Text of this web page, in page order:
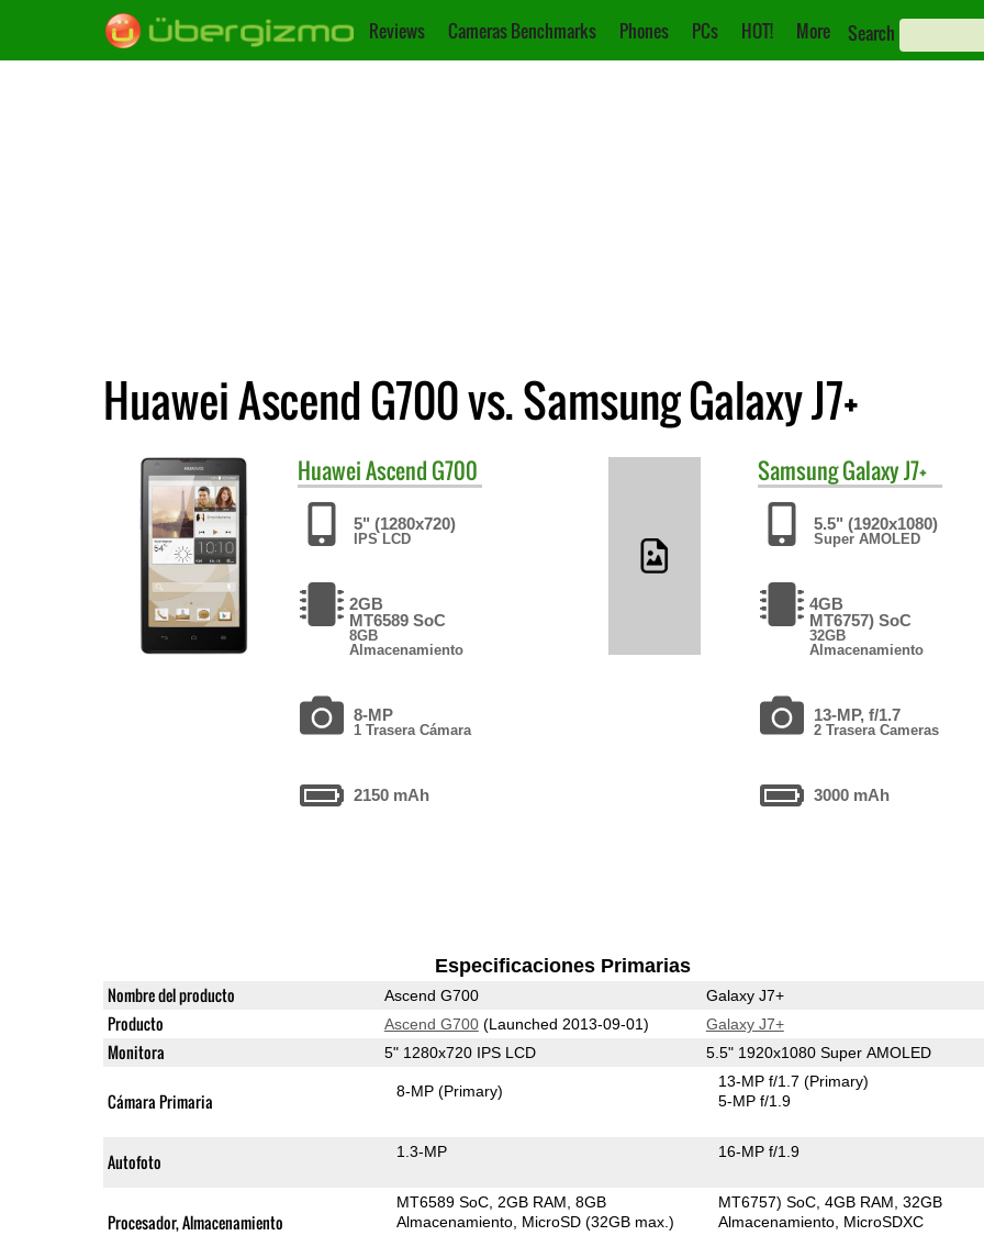
Reviews Cameras Benchmarks Phones PCs HOT! More Search
Huawei Ascend G700 vs. Samsung Galaxy J7+
HuaweiAscend G700
5" (1280x720)
IPS LCD
2GB
MT6589 SoC
8GB
Almacenamiento
8-MP
1 Trasera Cámara
2150 mAh
SamsungGalaxy J7+
5.5" (1920x1080)
Super AMOLED
4GB
MT6757) SoC
32GB
Almacenamiento
13-MP, f/1.7
2 Trasera Cameras
3000 mAh
Especificaciones Primarias
Nombre del producto Ascend G700 Galaxy J7+
Producto Ascend G700(Launched 2013-09-01) Galaxy J7+
Monitora 5" 1280x720 IPS LCD 5.5" 1920x1080 Super AMOLED
Cámara Primaria 8-MP(Primary)
13-MP f/1.7(Primary)
5-MP f/1.9
Autofoto 1.3-MP 16-MP f/1.9
Procesador, Almacenamiento
MT6589 SoC 2GB RAM 8GB
Almacenamiento MicroSD (32GB max.)
MT6757) SoC 4GB RAM 32GB
Almacenamiento MicroSDXC